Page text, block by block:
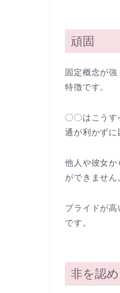
頑固
固定概念が
特徴です。
〇〇はこう
通が利かずに
他人や彼女か
ができません
プライドが
です。
非を認